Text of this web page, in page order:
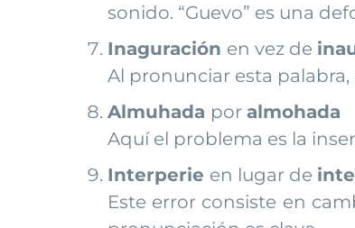
sonido. “Guevo” es una
Inaguración en vez de
Al pronunciar esta palabra,
Almuhada por almohada
Aquí el problema es la
Interperie en lugar de
Este error consiste en